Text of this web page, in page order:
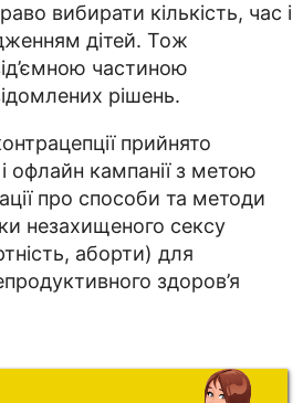
вибирати кількість, час і
дітей. Тож
частиною
рішень.
прийнято
офлайн кампанії з метою
про способи та методи
незахищеного сексу
аборти) для
здоров’я